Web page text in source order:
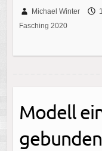
Michael Winter
Fasching 2020
Modell